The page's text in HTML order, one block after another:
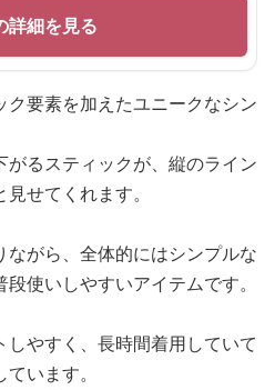
詳細を見る
要素を加えたユニークなシン
がるスティックが、縦のライン
せてくれます。
がら、全体的にはシンプルな
使いしやすいアイテムです。
やすく、長時間着用していて
います。